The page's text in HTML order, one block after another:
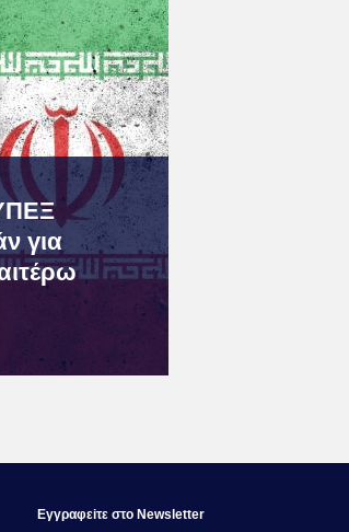
για
Εγγραφεiτε στο Newsletter